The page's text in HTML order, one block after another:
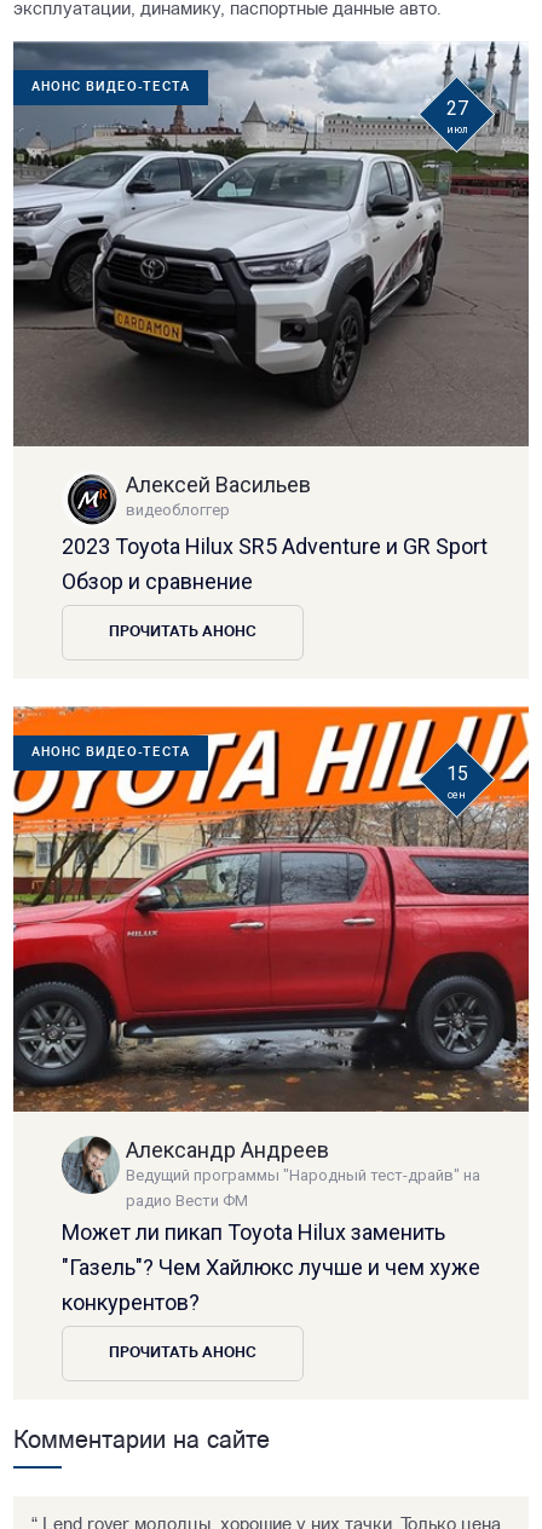
эксплуатации, динамику, паспортные данные авто.
АНОНС ВИДЕО-ТЕСТА
27
июл
Алексей Васильев
видеоблоггер
2023 Toyota Hilux SR5 Adventure и GR Sport
Обзор и сравнение
ПРОЧИТАТЬ АНОНС
АНОНС ВИДЕО-ТЕСТА
15
сен
Александр Андреев
Ведущий программы "Народный тест-драйв" на
радио Вести ФМ
Может ли пикап Toyota Hilux заменить
"Газель"? Чем Хайлюкс лучше и чем хуже
конкурентов?
ПРОЧИТАТЬ АНОНС
Комментарии на сайте